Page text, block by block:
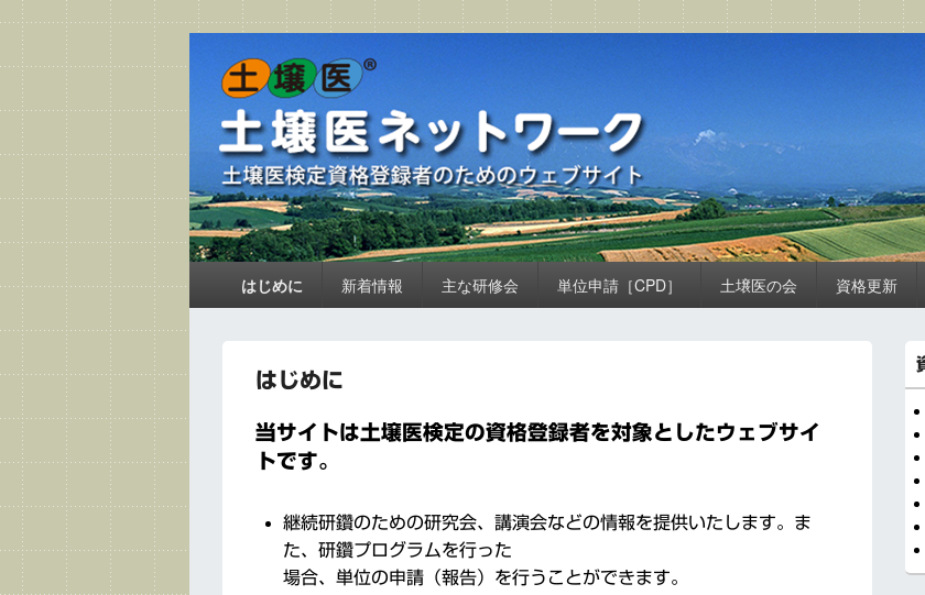
土壌医ネットワーク
土壌医検定資格登録者のためのウェブサイト
はじめに 新着情報 主な研修会 単位申請［CPD］ 土壌医の会 資格更新
はじめに
当サイトは土壌医検定の資格登録者を対象としたウェブサイ
トです。
継続研鑽のための研究会、講演会などの情報を提供いたします。ま
た、研鑽プログラムを行った
場合、単位の申請（報告）を行うことができます。
イ
ン
サ
ー
ウ
ィ
ジ